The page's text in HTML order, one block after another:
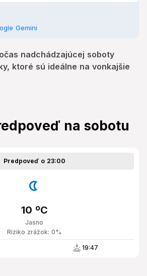
Gemini
nadchádzajúcej soboty
ktoré sú ideálne na vonkajšie
na sobotu
Predpoveď o 23:00
Jasno
10 ºC
Riziko zrážok: 0%
19:47